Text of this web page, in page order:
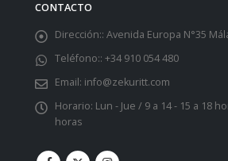
CONTACTO
Dirección:: Avenida Europa N°35
Teléfono:: +34 910 054 480
Email: info@zekuritt.com
Horario: Lun - Jue / 9 a 14 - 15 a 18
horas